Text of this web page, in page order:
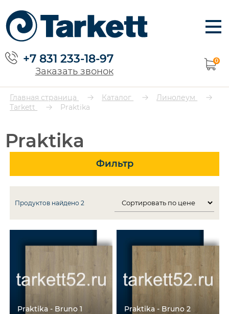
+7 831 233-18-97
Заказать звонок
0
Главная страница Каталог
Линолеум
Tarkett
Praktika
Praktika
Фильтр
Продуктов найдено2
Praktika - Bruno 1 Praktika - Bruno 2